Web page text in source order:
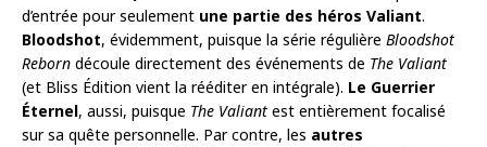
d’entrée pour seulement une partie des héros Valiant.
Bloodshot, évidemment, puisque la série régulière Bloodshot
Reborn découle directement des événements de The Valiant
(et Bliss Édition vient la rééditer en intégrale). Le Guerrier
Éternel, aussi, puisque The Valiant est entièrement focalisé
sur sa quête personnelle. Par contre, les autres